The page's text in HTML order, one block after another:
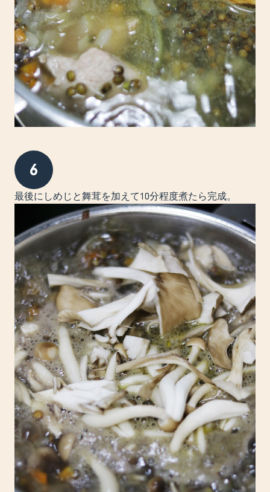
6
最後にしめじと舞茸を加えて10分程度煮たら完成。